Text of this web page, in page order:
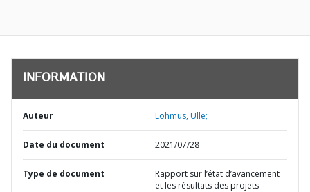
INFORMATION
Auteur Lohmus, Ulle;
Date du document 2021/07/28
Type de document
Rapport sur l’état d’avancement
et les résultats des projets